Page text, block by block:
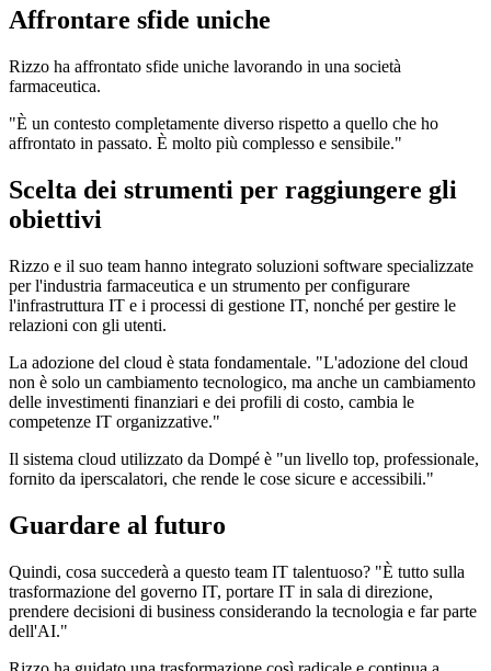
Affrontare sfide uniche
Rizzo ha affrontato sfide uniche lavorando in una società
farmaceutica.
"È un contesto completamente diverso rispetto a quello che ho
affrontato in passato. È molto più complesso e sensibile."
Scelta dei strumenti per raggiungere gli
obiettivi
Rizzo e il suo team hanno integrato soluzioni software specializzate
per l'industria farmaceutica e un strumento per configurare
l'infrastruttura IT e i processi di gestione IT, nonché per gestire le
relazioni con gli utenti.
La adozione del cloud è stata fondamentale. "L'adozione del cloud
non è solo un cambiamento tecnologico, ma anche un cambiamento
delle investimenti finanziari e dei profili di costo, cambia le
competenze IT organizzative."
Il sistema cloud utilizzato da Dompé è "un livello top, professionale,
fornito da iperscalatori, che rende le cose sicure e accessibili."
Guardare al futuro
Quindi, cosa succederà a questo team IT talentuoso? "È tutto sulla
trasformazione del governo IT, portare IT in sala di direzione,
prendere decisioni di business considerando la tecnologia e far parte
dell'AI."